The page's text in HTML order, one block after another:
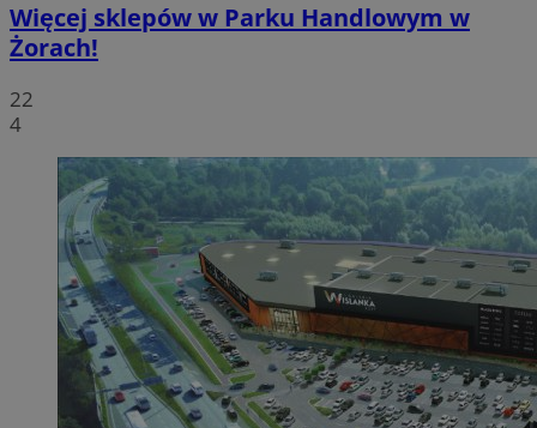
Więcej sklepów w Parku Handlowym w
Żorach!
22
4